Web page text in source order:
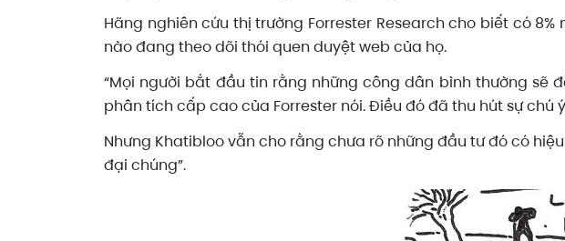
Hãng nghiên cứu thị trường Forrester Research cho biết có
nào đang theo dõi thói quen duyệt web của họ.
“Mọi người bắt đầu tin rằng những công dân bình thường sẽ
phân tích cấp cao của Forrester nói. Điều đó đã thu hút sự
Nhưng Khatibloo vẫn cho rằng chưa rõ những đầu tư đó có
đại chúng”.